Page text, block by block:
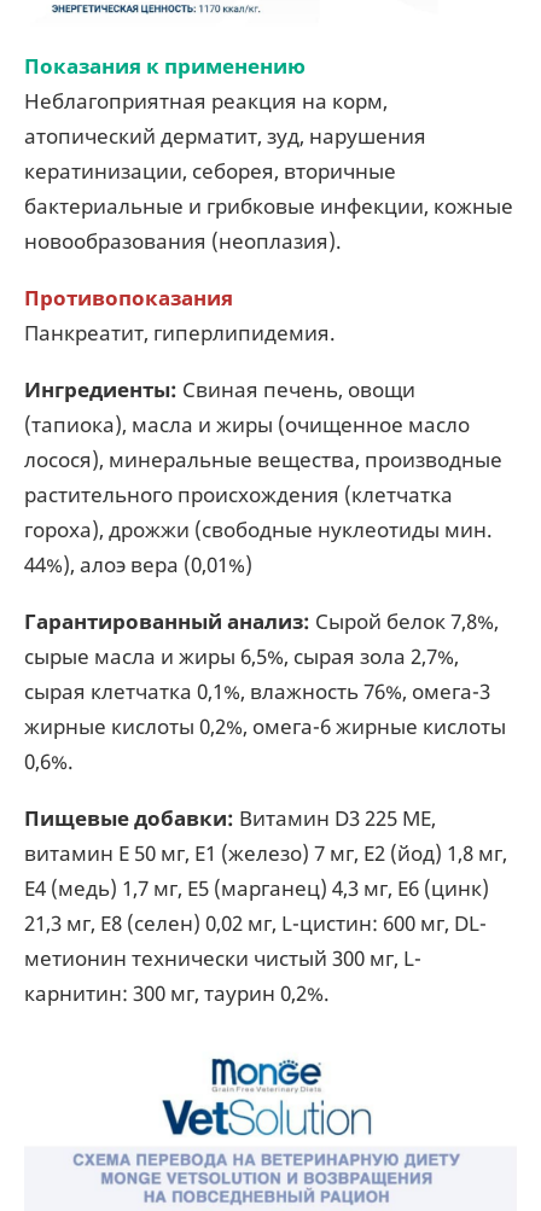
Показания к применению
Неблагоприятная реакция на корм,
атопический дерматит, зуд, нарушения
кератинизации, себорея, вторичные
бактериальные и грибковые инфекции, кожные
новообразования (неоплазия).
Противопоказания
Панкреатит, гиперлипидемия.
Ингредиенты: Свиная печень, овощи
(тапиока), масла и жиры (очищенное масло
лосося), минеральные вещества, производные
растительного происхождения (клетчатка
гороха), дрожжи (свободные нуклеотиды мин.
44%), алоэ вера (0,01%)
Гарантированный анализ: Сырой белок 7,8%,
сырые масла и жиры 6,5%, сырая зола 2,7%,
сырая клетчатка 0,1%, влажность 76%, омега-3
жирные кислоты 0,2%, омега-6 жирные кислоты
0,6%.
Пищевые добавки: Витамин D3 225 МЕ,
витамин Е 50 мг, Е1 (железо) 7 мг, Е2 (йод) 1,8 мг,
Е4 (медь) 1,7 мг, Е5 (марганец) 4,3 мг, Е6 (цинк)
21,3 мг, Е8 (селен) 0,02 мг, L-цистин: 600 мг, DL-
метионин технически чистый 300 мг, L-
карнитин: 300 мг, таурин 0,2%.